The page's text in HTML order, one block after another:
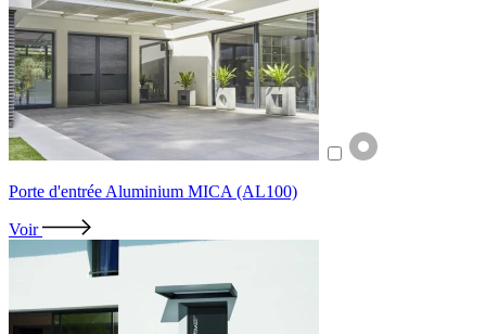
Porte d'entrée Aluminium MICA (AL100)
Voir